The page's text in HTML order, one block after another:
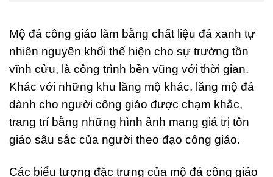
Mộ đá công giáo làm bằng chất liệu đá xanh tự
nhiên nguyên khối thể hiện cho sự trường tồn
vĩnh cửu, là công trình bền vũng với thời gian.
Khác với những khu lăng mộ khác, lăng mộ đá
dành cho người công giáo được chạm khắc,
trang trí bằng những hình ảnh mang giá trị tôn
giáo sâu sắc của người theo đạo công giáo.
Các biểu tượng đặc trưng của mộ đá công giáo